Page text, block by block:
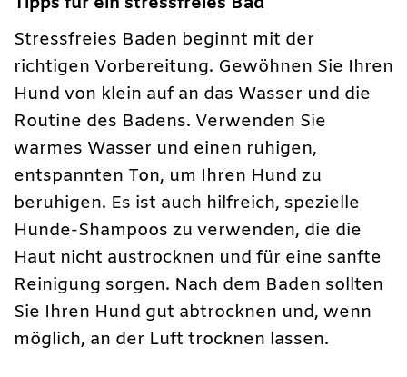
Stressfreies Baden beginnt mit der
richtigen Vorbereitung. Gewöhnen Sie Ihren
Hund von klein auf an das Wasser und die
Routine des Badens. Verwenden Sie
warmes Wasser und einen ruhigen,
entspannten Ton, um Ihren Hund zu
beruhigen. Es ist auch hilfreich, spezielle
Hunde-Shampoos zu verwenden, die die
Haut nicht austrocknen und für eine sanfte
Reinigung sorgen. Nach dem Baden sollten
Sie Ihren Hund gut abtrocknen und, wenn
möglich, an der Luft trocknen lassen.